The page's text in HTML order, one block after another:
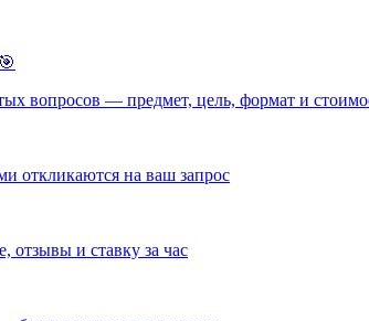
вопросов — предмет, цель, формат и
откликаются на ваш запрос
отзывы и ставку за час